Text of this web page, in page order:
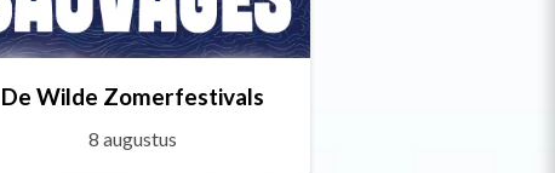
De Wilde Zomerfestivals
8 augustus